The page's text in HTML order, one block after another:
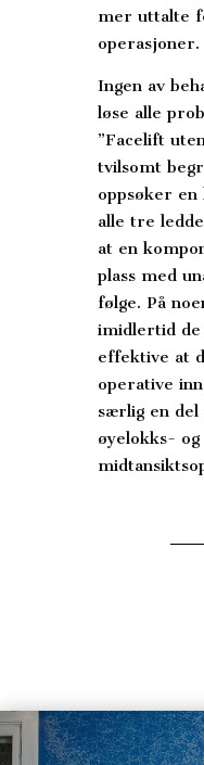
mer uttalte
operasjoner.
Ingen av
løse alle
”Facelift
tvilsomt
oppsøker
alle tre
at en
plass med
følge. På
imidlertid de
effektive at
operative
særlig en del
øyelokks- og